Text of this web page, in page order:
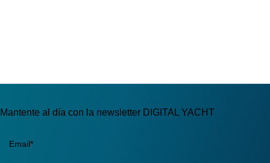
Mantente al día con la newsletter DIGITAL YACHT